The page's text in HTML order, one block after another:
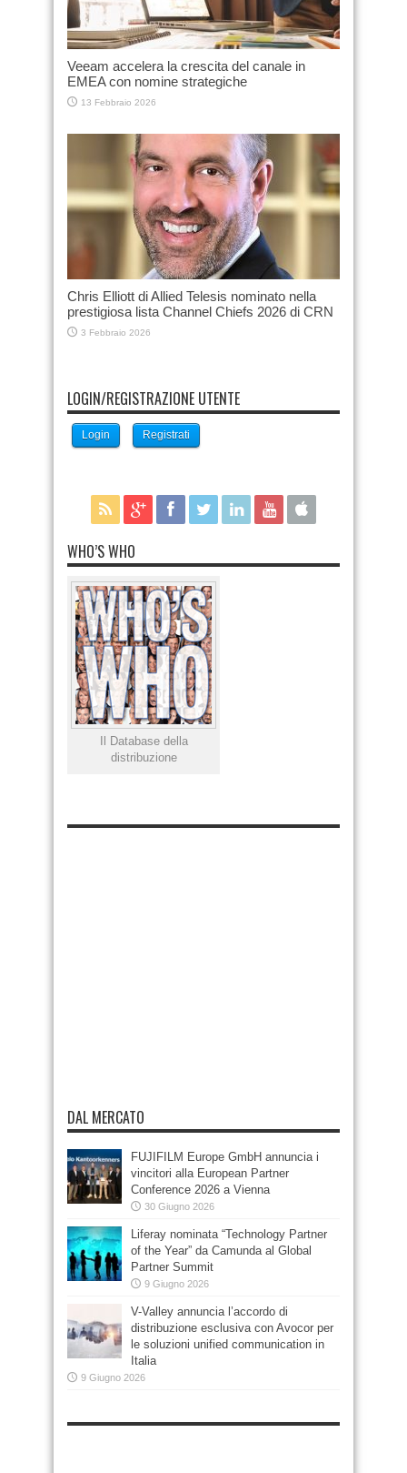
Veeam accelera la crescita del canale in
EMEA con nomine strategiche
13 Febbraio 2026
Chris Elliott di Allied Telesis nominato nella
prestigiosa lista Channel Chiefs 2026 di CRN
3 Febbraio 2026
LOGIN/REGISTRAZIONE UTENTE
Login Registrati
WHO’S WHO
Il Database della
distribuzione
DAL MERCATO
FUJIFILM Europe GmbH annuncia i
vincitori alla European Partner
Conference 2026 a Vienna
30 Giugno 2026
Liferay nominata “Technology Partner
of the Year” da Camunda al Global
Partner Summit
9 Giugno 2026
V-Valley annuncia l’accordo di
distribuzione esclusiva con Avocor per
le soluzioni unified communication in
Italia
9 Giugno 2026